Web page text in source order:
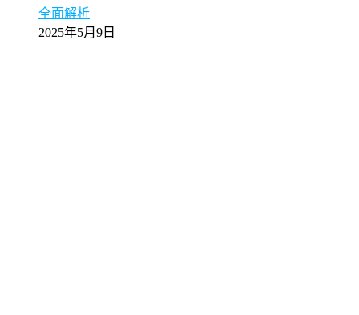
全面解析
2025年5月9日